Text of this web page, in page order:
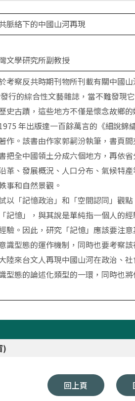
絡下的中國山河再現
文學研究所副教授
考察反共時期刊物所刊載有關中國
行的綜合性文藝雜誌，當不難發現
史古蹟，這些地方不僅是懷念故鄉
年出版達一百餘萬言的《細說
作。該書由作家郭嗣汾執筆，書頁
把全中國領土分成六個地方，再依
革、發展概況、人口分布、氣候特
事和自然景觀。
以「記憶政治」和「空間認同」觀
記憶」，與其說是單純指一個人的
驗。因此，研究「記憶」應該要注
識型態的運作機制，同時也要考察
陸來台文人再現中國山河在政治、
型態的論述化類型的一環，同時也
)
回上頁